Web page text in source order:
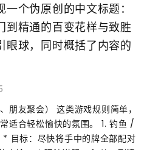
个伪原创的中文标题：
到精通的百变花样与致胜
眼球，同时概括了内容的
朋友聚会） 这类游戏规则简单，
适合轻松愉快的氛围。 1. 钓鱼 /
目标：尽快将手中的牌全部配对